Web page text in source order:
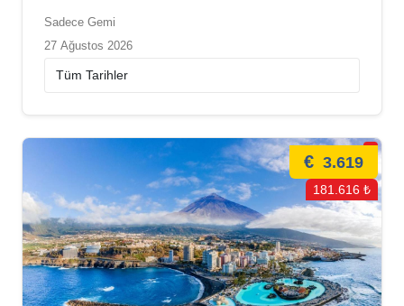
Sadece Gemi
27 Ağustos 2026
€ 3.619
181.616 ₺